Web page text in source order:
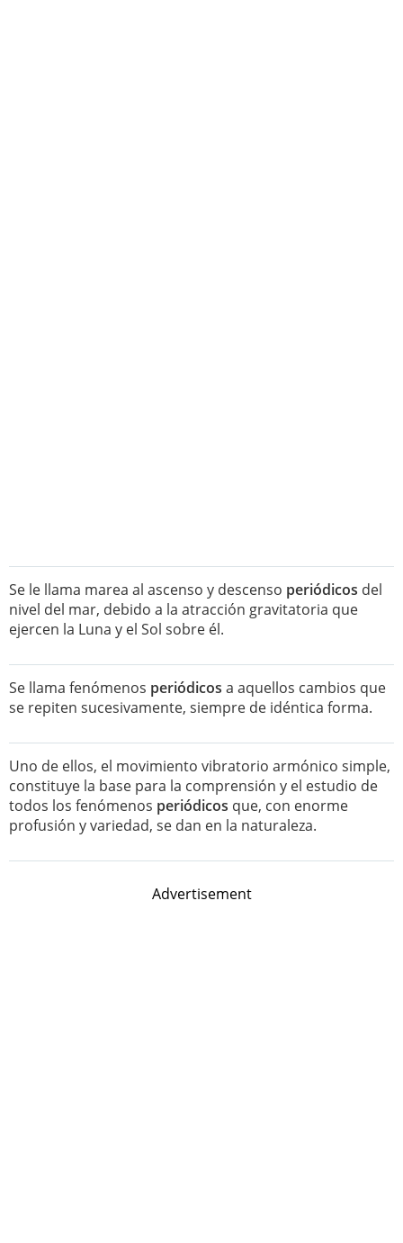
Se le llama marea al ascenso y descenso periódicos del
nivel del mar, debido a la atracción gravitatoria que
ejercen la Luna y el Sol sobre él.
Se llama fenómenos periódicos a aquellos cambios que
se repiten sucesivamente, siempre de idéntica forma.
Uno de ellos, el movimiento vibratorio armónico simple,
constituye la base para la comprensión y el estudio de
todos los fenómenos periódicos que, con enorme
profusión y variedad, se dan en la naturaleza.
Advertisement